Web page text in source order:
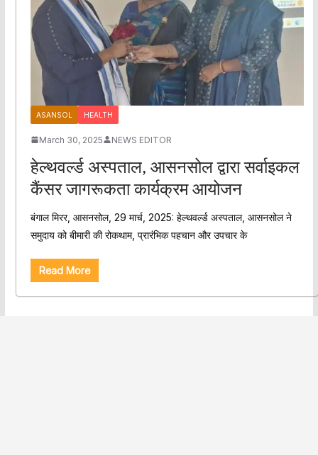
ASANSOL HEALTH
March 30, 2025 NEWS EDITOR
हेल्थवर्ल्ड अस्पताल, आसनसोल द्वारा सर्वाइकल
कैंसर जागरूकता कार्यक्रम आयोजन
बंगाल मिरर, आसनसोल, 29 मार्च, 2025: हेल्थवर्ल्ड अस्पताल, आसनसोल ने
समुदाय को बीमारी की रोकथाम, प्रारंभिक पहचान और उपचार के
Read More